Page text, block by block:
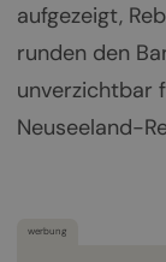
aufgezeigt,
runden den
unverzichtbar
Neuseeland-
werbung